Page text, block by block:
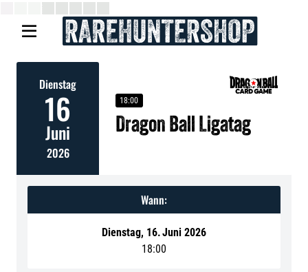

Dienstag
16
Juni
2026
18:00
Dragon Ball Ligatag
Wann:
Dienstag, 16.Juni 2026
18:00